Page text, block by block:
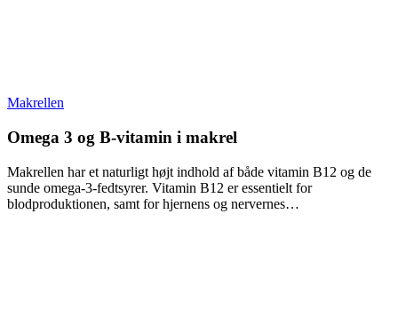
Makrellen
Omega 3 og B-vitamin i makrel
Makrellen har et naturligt højt indhold af både vitamin B12 og de
sunde omega-3-fedtsyrer. Vitamin B12 er essentielt for
blodproduktionen, samt for hjernens og nervernes…